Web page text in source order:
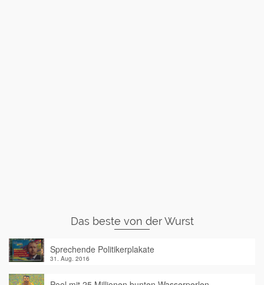
Das beste von der Wurst
Sprechende Politikerplakate
31. Aug. 2016